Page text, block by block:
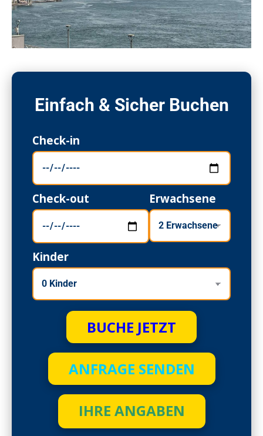
Einfach & Sicher Buchen
Check-in
Check-out Erwachsene
Kinder
BUCHE JETZT
ANFRAGE SENDEN
IHRE ANGABEN